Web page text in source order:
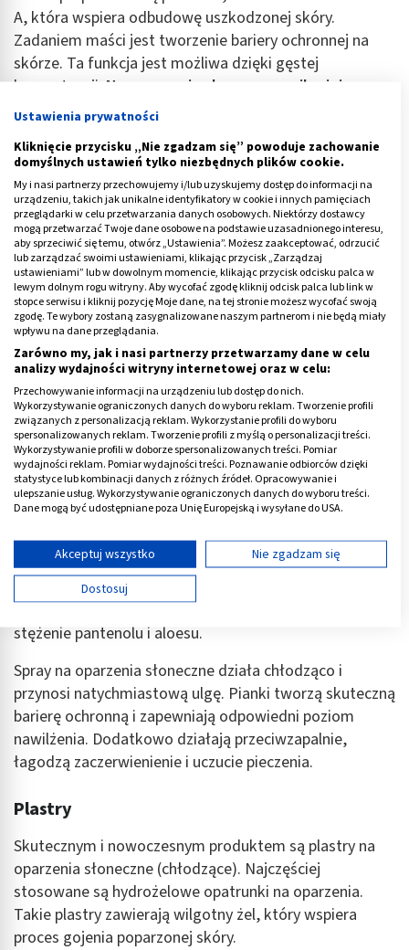
A, która wspiera odbudowę uszkodzonej skóry.
Zadaniem maści jest tworzenie bariery ochronnej na
skórze. Ta funkcja jest możliwa dzięki gęstej
konsystencji. Na oparzenia słoneczne najlepiej
wybrać maść, posiadającą właściwości nawilżające i
w tkankę skóry.Te produkty polecane są głównie dla
oparzeń II stopnia, czyli przy leczeniu bardziej
intensywnych zmianach na skórze i silniejszych
dolegliwościach. Maść sprawdza się w leczeniu skóry
wymagającej bardziej intensywnej terapii i silnej
ochrony przed ewentualnymi infekcjami.
Szczególnie polecana jest maść na bazie srebra. Srebro
wykazuje działanie antybakteryjne i jest doskonałą
alternatywą dla maści z antybiotykiem, których
stosowanie przy ranach oparzeniowych nie jest
zalecane.
Spray i pianka
Dobrym rozwiązaniem złagodzenia objawów oparzenia
są spraye i pianki. To produkty łatwe w użyciu, nadające
Pianki na oparzenia słoneczne działają odbudowująco i
naprawczo na chorobowo zmienione miejsca na skórze.
Warto, aby w swoim składzie posiadały wysokie
stężenie pantenolu i aloesu.
Spray na oparzenia słoneczne działa chłodząco i
przynosi natychmiastową ulgę. Pianki tworzą skuteczną
barierę ochronną i zapewniają odpowiedni poziom
nawilżenia. Dodatkowo działają przeciwzapalnie,
łagodzą zaczerwienienie i uczucie pieczenia.
Plastry
Skutecznym i nowoczesnym produktem są plastry na
oparzenia słoneczne (chłodzące). Najczęściej
stosowane są hydrożelowe opatrunki na oparzenia.
Takie plastry zawierają wilgotny żel, który wspiera
proces gojenia poparzonej skóry.
Ustawienia prywatności
Kliknięcie przycisku „Nie zgadzam się” powoduje zachowanie
domyślnych ustawień tylko niezbędnych plików cookie.
My i nasi partnerzy przechowujemy i/lub uzyskujemy dostęp do informacji na
urządzeniu, takich jak unikalne identyfikatory w cookie i innych pamięciach
przeglądarki w celu przetwarzania danych osobowych. Niektórzy dostawcy
mogą przetwarzać Twoje dane osobowe na podstawie uzasadnionego interesu,
aby sprzeciwić się temu, otwórz „Ustawienia”. Możesz zaakceptować, odrzucić
lub zarządzać swoimi ustawieniami, klikając przycisk „Zarządzaj
ustawieniami” lub w dowolnym momencie, klikając przycisk odcisku palca w
lewym dolnym rogu witryny. Aby wycofać zgodę kliknij odcisk palca lub link w
stopce serwisu i kliknij pozycję Moje dane, na tej stronie możesz wycofać swoją
zgodę. Te wybory zostaną zasygnalizowane naszym partnerom i nie będą miały
wpływu na dane przeglądania.
Zarówno my, jak i nasi partnerzy przetwarzamy dane w celu
analizy wydajności witryny internetowej oraz w celu:
Przechowywanie informacji na urządzeniu lub dostęp do nich.
Wykorzystywanie ograniczonych danych do wyboru reklam. Tworzenie profili
związanych z personalizacją reklam. Wykorzystanie profili do wyboru
spersonalizowanych reklam. Tworzenie profili z myślą o personalizacji treści.
Wykorzystywanie profili w doborze spersonalizowanych treści. Pomiar
wydajności reklam. Pomiar wydajności treści. Poznawanie odbiorców dzięki
statystyce lub kombinacji danych z różnych źródeł. Opracowywanie i
ulepszanie usług. Wykorzystywanie ograniczonych danych do wyboru treści.
Dane mogą być udostępniane poza Unię Europejską i wysyłane do USA.
Wyświetl listę partnerów (11 dostawców IAB)
Używamy Twoich danych w następujących celach:
Cele przetwarzania IAB:
Przechowywanie informacji na urządzeniu lub
dostęp do nich
Wykorzystywanie ograniczonych danych do
wyboru reklam
Tworzenie profili w celu spersonalizowanych
reklam
spersonalizowanych reklam
Tworzenie profili w celu personalizacji treści
Wykorzystywanie profili w celu doboru
spersonalizowanych treści
Pomiar efektywności reklam
Akceptuj wszystko
Nie zgadzam się
Dostosuj